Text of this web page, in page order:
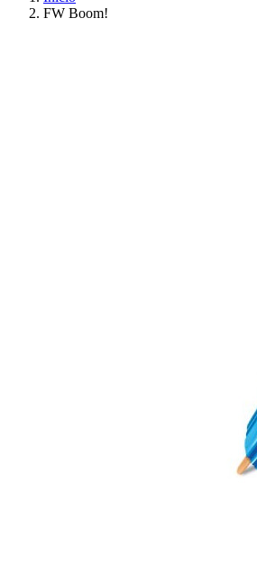
FW Boom!